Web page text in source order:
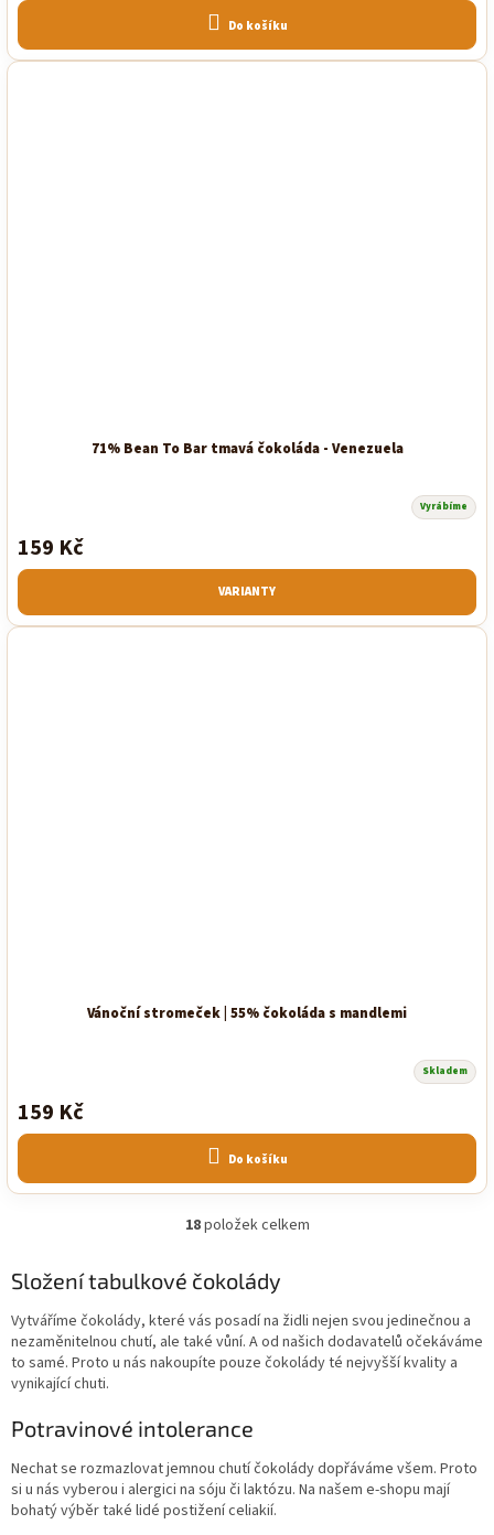
Do košíku
71% Bean To Bar tmavá čokoláda - Venezuela
Vyrábíme
159 Kč
VARIANTY
Vánoční stromeček | 55% čokoláda s mandlemi
Skladem
159 Kč
Do košíku
O
l
á
d
a
c
r
v
k
y
v
18položek celkem
Složení tabulkové čokolády
Vytváříme čokolády, které vás posadí na židli nejen svou jedinečnou a
nezaměnitelnou chutí, ale také vůní. A od našich dodavatelů očekáváme
to samé. Proto u nás nakoupíte pouze čokolády té nejvyšší kvality a
vynikající chuti.
Potravinové intolerance
Nechat se rozmazlovat jemnou chutí čokolády dopřáváme všem. Proto
si u nás vyberou i alergici na sóju či laktózu. Na našem e-shopu mají
bohatý výběr také lidé postižení celiakií.